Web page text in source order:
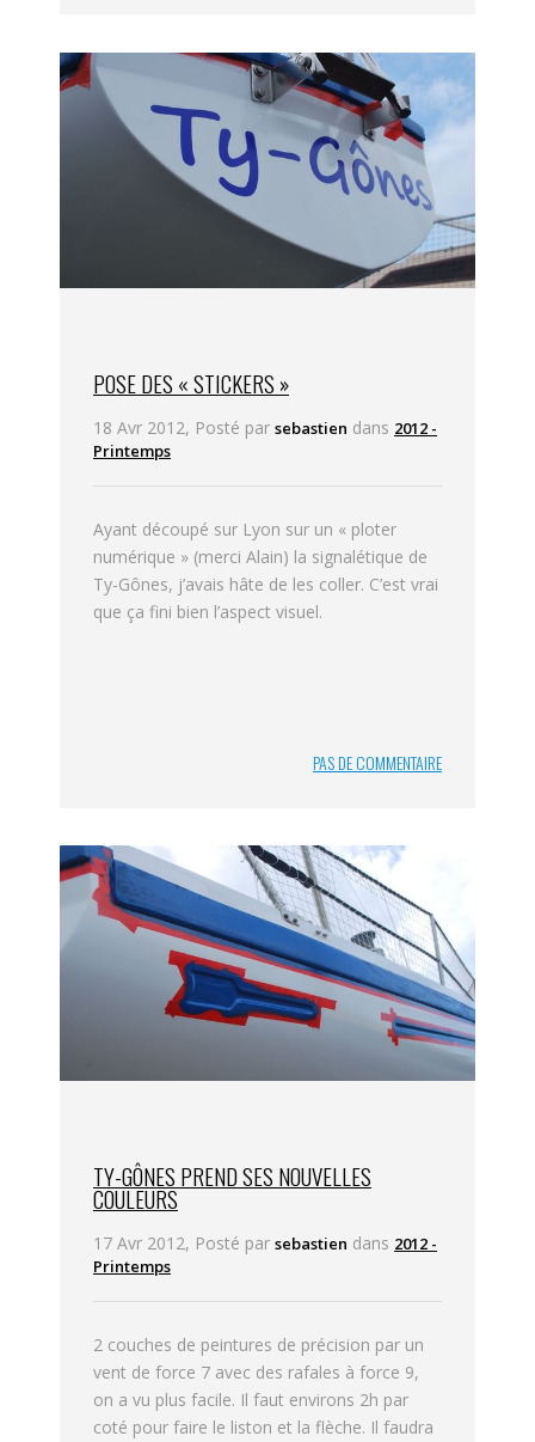
POSE DES « STICKERS »
18 Avr 2012, Posté par sebastien dans 2012 -
Printemps
Ayant découpé sur Lyon sur un « ploter
numérique » (merci Alain) la signalétique de
Ty-Gônes, j’avais hâte de les coller. C’est vrai
que ça fini bien l’aspect visuel.
PAS DE COMMENTAIRE
TY-GÔNES PREND SES NOUVELLES
COULEURS
17 Avr 2012, Posté par sebastien dans 2012 -
Printemps
2 couches de peintures de précision par un
vent de force 7 avec des rafales à force 9,
on a vu plus facile. Il faut environs 2h par
coté pour faire le liston et la flèche. Il faudra